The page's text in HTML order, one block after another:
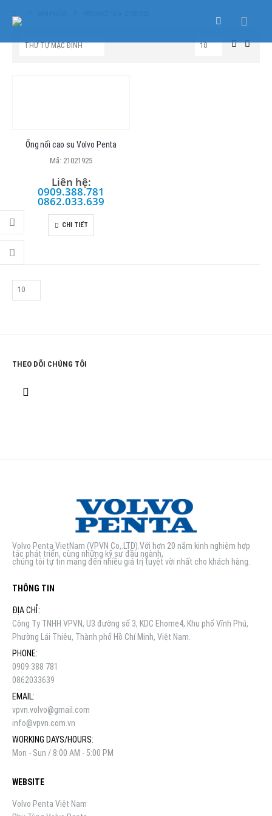
Ống nối cao su Volvo Penta
Mã: 21021925
Liên hệ:
0909.388.781
0862.033.639
CHI TIẾT
THEO DÕI CHÚNG TÔI
Volvo Penta VietNam (VPVN Co,.LTD).Với hơn 20 năm kinh nghiệm hợp
tác phát triển, cùng những kỹ sư đầu ngành,
chúng tôi tự tin mang đến nhiều giá trị tuyệt vời nhất cho khách hàng.
THÔNG TIN
ĐỊA CHỈ:
Công Ty TNHH VPVN, U3 đường số 3, KDC Ehome4, Khu phố Vĩnh Phú,
Phường Lái Thiêu, Thành phố Hồ Chí Minh, Việt Nam.
PHONE:
0909 388 781
0862033639
EMAIL:
vpvn.volvo@gmail.com
info@vpvn.com.vn
WORKING DAYS/HOURS:
Mon - Sun / 8:00 AM - 5:00 PM
WEBSITE
Volvo Penta Việt Nam